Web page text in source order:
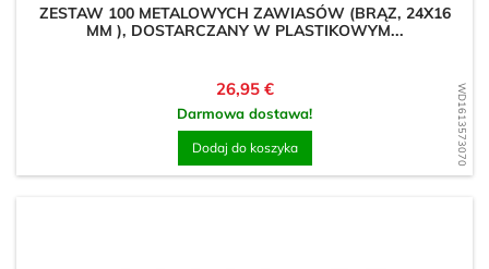
WD1613573070
ZESTAW 100 METALOWYCH ZAWIASÓW (BRĄZ, 24X16
MM ), DOSTARCZANY W PLASTIKOWYM...
Cena
26,95 €
Darmowa dostawa!
Dodaj do koszyka